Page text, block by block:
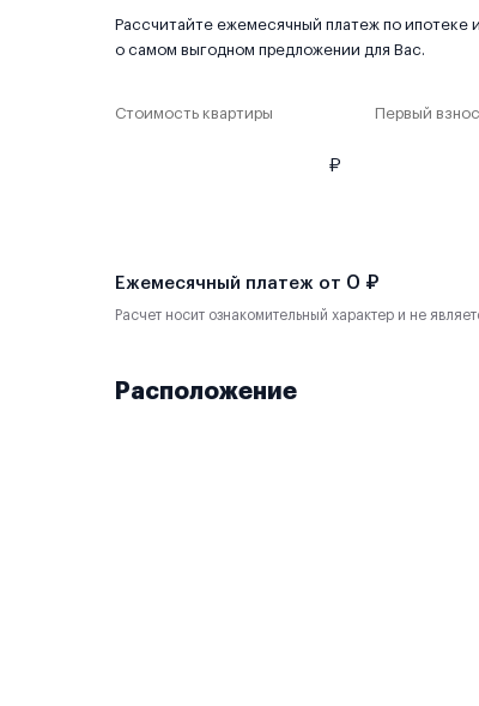
Рассчитайте ежемесячный платеж по ипотеке
о самом выгодном предложении для Вас.
Стоимость квартиры
₽
Первый взнос
Ежемесячный платеж от 0 ₽
Расчет носит ознакомительный характер и не
Расположение